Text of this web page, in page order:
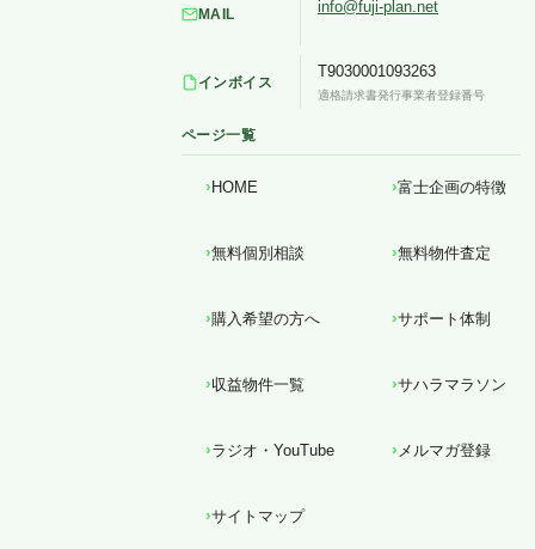
MAIL info@fuji-plan.net
インボイス
T9030001093263
適格請求書発行事業者登録番号
ページ一覧
HOME 富士企画の特徴
無料個別相談 無料物件査定
購入希望の方へ サポート体制
収益物件一覧 サハラマラソン
ラジオ・YouTube メルマガ登録
サイトマップ